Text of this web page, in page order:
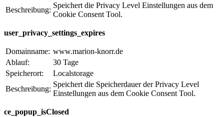
Beschreibung:
Speichert die Privacy Level Einstellungen aus dem
Cookie Consent Tool.
user_privacy_settings_expires
Domainname: www.marion-knorr.de
Ablauf:
30 Tage
Speicherort:
Localstorage
Beschreibung:
Speichert die Speicherdauer der Privacy Level
Einstellungen aus dem Cookie Consent Tool.
ce_popup_isClosed